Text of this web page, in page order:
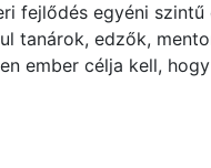
fejlődés egyéni
tanárok, edzők,
ember célja kell,